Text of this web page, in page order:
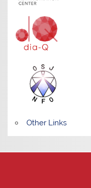
Other Links